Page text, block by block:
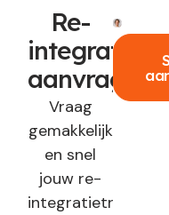
Re-
integratie
aanvragen?
Vraag
gemakkelijk
en snel
jouw re-
integratietraject